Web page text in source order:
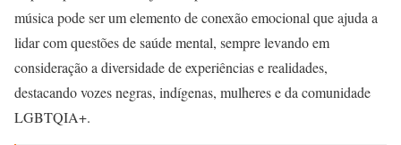
música pode ser um elemento de conexão emocional que ajuda a
lidar com questões de saúde mental, sempre levando em
consideração a diversidade de experiências e realidades,
destacando vozes negras, indígenas, mulheres e da comunidade
LGBTQIA+.